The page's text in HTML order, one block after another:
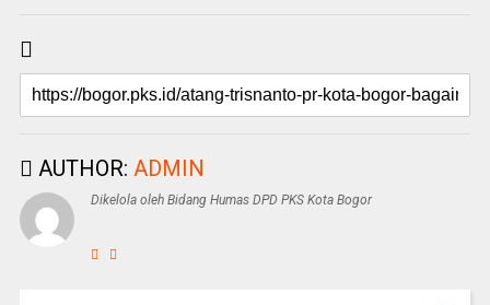
AUTHOR: ADMIN
Dikelola oleh Bidang Humas DPD PKS Kota Bogor